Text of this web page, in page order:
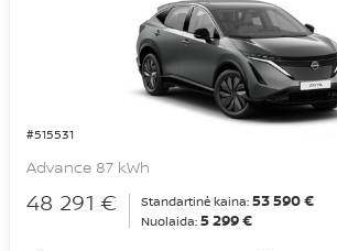
#515531
Advance 87 kWh
48 291 € Standartinė kaina: 53 590 €
Nuolaida: 5 299 €